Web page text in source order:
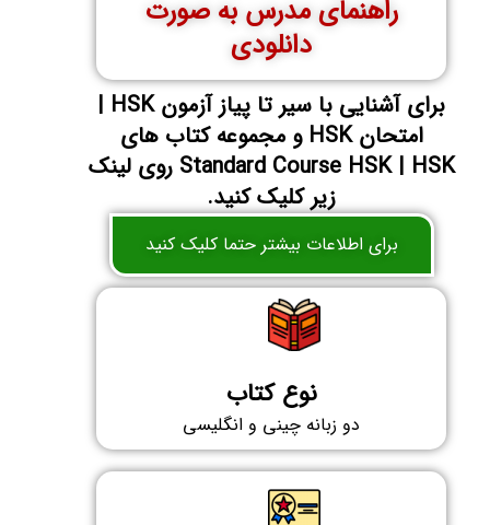
راهنمای مدرس به صورت
دانلودی
برای آشنایی با سیر تا پیاز آزمون HSK |
امتحان HSK و مجموعه کتاب های
Standard Course HSK | HSK روی لینک
زیر کلیک کنید.
برای اطلاعات بیشتر حتما کلیک کنید
نوع کتاب
دو زبانه چینی و انگلیسی